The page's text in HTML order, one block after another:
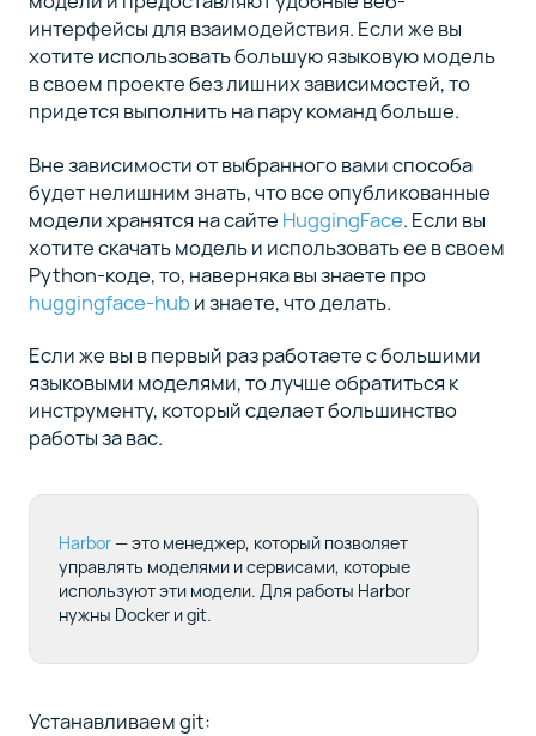
интерфейсы для взаимодействия. Если же вы
хотите использовать большую языковую модель
в своем проекте без лишних зависимостей, то
придется выполнить на пару команд больше.
Вне зависимости от выбранного вами способа
будет нелишним знать, что все опубликованные
модели хранятся на сайте HuggingFace. Если вы
хотите скачать модель и использовать ее в своем
Python-коде, то, наверняка вы знаете про
huggingface-hubи знаете, что делать.
Если же вы в первый раз работаете с большими
языковыми моделями, то лучше обратиться к
инструменту, который сделает большинство
работы за вас.
Harbor— это менеджер, который позволяет
управлять моделями и сервисами, которые
используют эти модели. Для работы Harbor
нужны Docker и git.
Устанавливаем git: